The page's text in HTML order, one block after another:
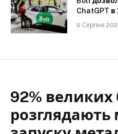
ChatGPT в
6 Серпня
92% великих
розглядають